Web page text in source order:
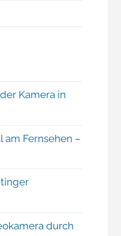
Kamera in
am Fernsehen –
durch